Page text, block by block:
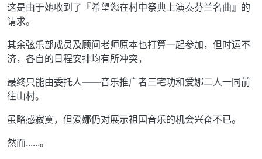
这是由于她收到了『希望您在村中祭典上演奏芬兰名曲』的
请求。
其余弦乐部成员及顾问老师原本也打算一起参加，但时运不
济，各自的日程安排均有所冲突，
最终只能由委托人——音乐推广者三宅功和爱娜二人一同前
往山村。
虽略感寂寞，但爱娜仍对展示祖国音乐的机会兴奋不已。
然而......。